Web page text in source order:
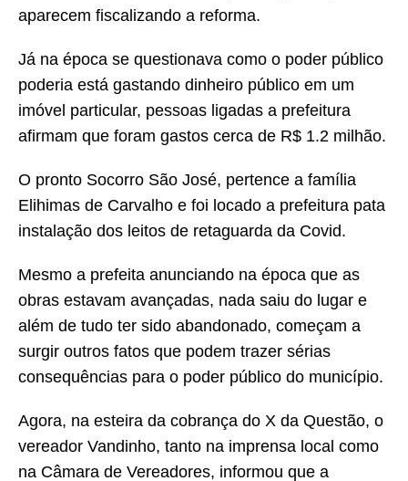
aparecem fiscalizando a reforma.
Já na época se questionava como o poder público
poderia está gastando dinheiro público em um
imóvel particular, pessoas ligadas a prefeitura
afirmam que foram gastos cerca de R$ 1.2 milhão.
O pronto Socorro São José, pertence a família
Elihimas de Carvalho e foi locado a prefeitura pata
instalação dos leitos de retaguarda da Covid.
Mesmo a prefeita anunciando na época que as
obras estavam avançadas, nada saiu do lugar e
além de tudo ter sido abandonado, começam a
surgir outros fatos que podem trazer sérias
consequências para o poder público do município.
Agora, na esteira da cobrança do X da Questão, o
vereador Vandinho, tanto na imprensa local como
na Câmara de Vereadores, informou que a